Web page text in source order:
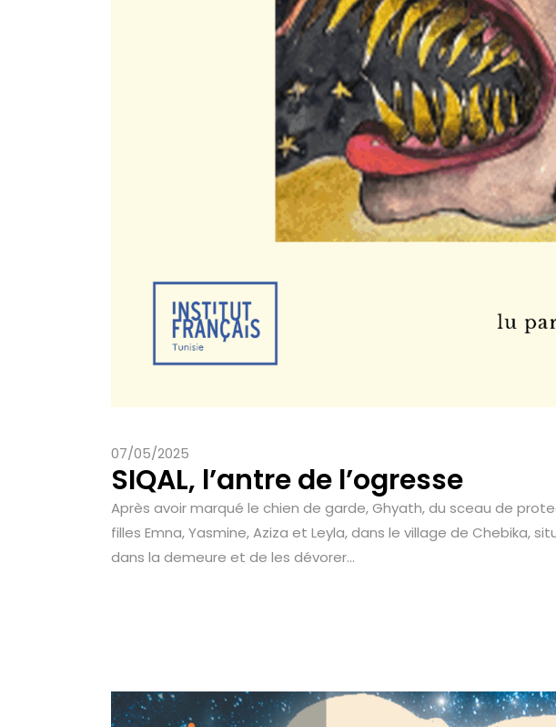
07/05/2025
SIQAL, l’antre de l’ogresse
Après avoir marqué le chien de garde, Ghyath, du sceau de
filles Emna, Yasmine, Aziza et Leyla, dans le village de
dans la demeure et de les dévorer...